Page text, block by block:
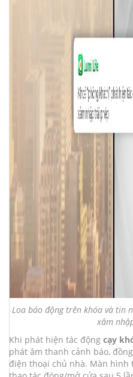
Loa báo động trên khóa và tin
xâm
Khi phát hiện tác động cạy
phát âm thanh cảnh báo,
điện thoại chủ nhà. Màn hình